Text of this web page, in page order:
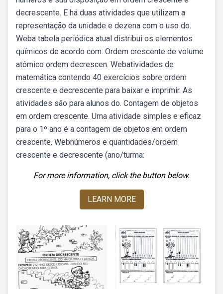
decrescente. E há duas atividades que utilizam a
representação da unidade e dezena com o uso do.
Weba tabela periódica atual distribui os elementos
químicos de acordo com: Ordem crescente de volume
atômico ordem decrescen. Webatividades de
matemática contendo 40 exercícios sobre ordem
crescente e decrescente para baixar e imprimir. As
atividades são para alunos do. Contagem de objetos
em ordem crescente. Uma atividade simples e eficaz
para o 1º ano é a contagem de objetos em ordem
crescente. Webnúmeros e quantidades/ordem
crescente e decrescente (ano/turma:
For more information, click the button below.
LEARN MORE